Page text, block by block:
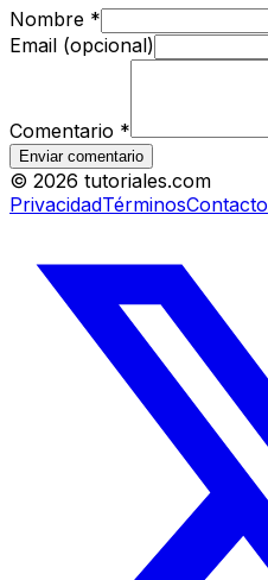
Nombre *
Email (opcional)
Comentario *
Enviar comentario
© 2026 tutoriales.com
PrivacidadTérminosContacto